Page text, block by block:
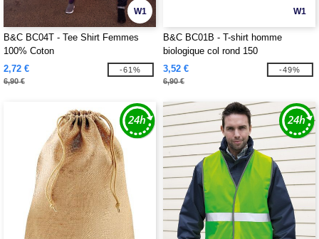
W1
B&C BC04T - Tee Shirt Femmes
100% Coton
2,72 €
6,90 €
-61%
W1
B&C BC01B - T-shirt homme
biologique col rond 150
3,52 €
6,90 €
-49%